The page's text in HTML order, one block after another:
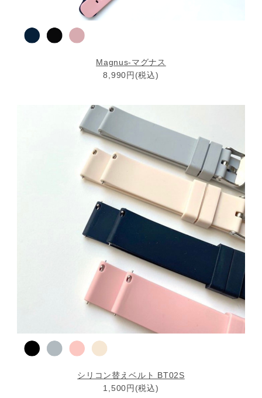
Magnus-マグナス
8,990円(税込)
シリコン替えベルト BT02S
1,500円(税込)